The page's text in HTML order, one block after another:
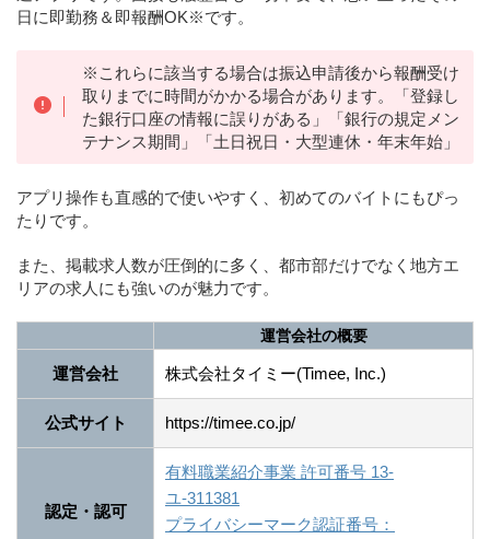
日に即勤務＆即報酬OK※です。
※これらに該当する場合は振込申請後から報酬受け
取りまでに時間がかかる場合があります。「登録し
た銀行口座の情報に誤りがある」「銀行の規定メン
テナンス期間」「土日祝日・大型連休・年末年始」
アプリ操作も直感的で使いやすく、初めてのバイトにもぴっ
たりです。
また、掲載求人数が圧倒的に多く、都市部だけでなく地方エ
リアの求人にも強いのが魅力です。
運営会社の概要
運営会社 株式会社タイミー(Timee, Inc.)
公式サイト https://timee.co.jp/
認定・認可
有料職業紹介事業 許可番号 13-
ユ-311381
プライバシーマーク認証番号：